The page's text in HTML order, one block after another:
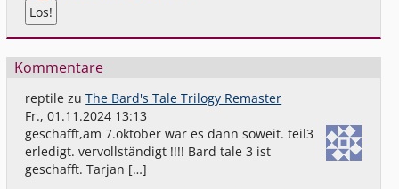
Kommentare
reptile zuThe Bard's Tale Trilogy Remaster
Fr., 01.11.2024 13:13
geschafft,am 7.oktober war es dann soweit. teil3
erledigt. vervollständigt !!!! Bard tale 3 ist
geschafft. Tarjan […]